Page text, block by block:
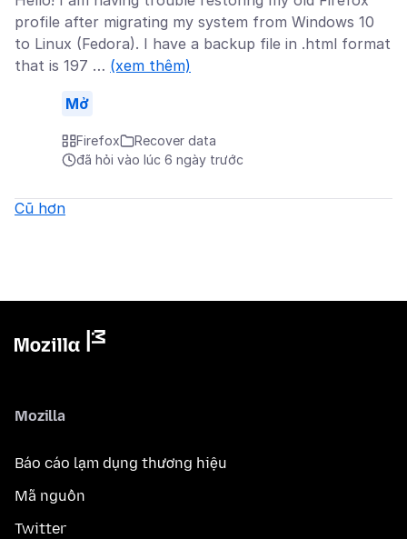
profile after migrating my system from Windows 10
to Linux (Fedora). I have a backup file in .html format
that is 197 … (xem thêm)
Mở
Firefox
Recover data
đã hỏi vào lúc 6 ngày trước
Cũ hơn
Mozilla
Báo cáo lạm dụng thương hiệu
Mã nguồn
Twitter